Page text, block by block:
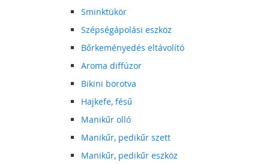
Sminktükör
Szépségápolási eszköz
Bőrkeményedés eltávolító
Aroma diffúzor
Bikini borotva
Hajkefe, fésű
Manikűr olló
Manikűr, pedikűr szett
Manikűr, pedikűr eszköz